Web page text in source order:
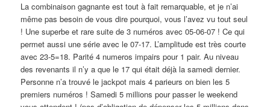
La combinaison gagnante est tout à fait remarquable, et je n’ai
même pas besoin de vous dire pourquoi, vous l’avez vu tout seul
! Une superbe et rare suite de 3 numéros avec 05-06-07 ! Ce qui
permet aussi une série avec le 07-17. L’amplitude est très courte
avec 23-5=18. Parité 4 numeros impairs pour 1 pair. Au niveau
des revenants il n’y a que le 17 qui était déjà la samedi dernier.
Personne n’a trouvé le jackpot mais 4 parieurs on bien les 5
premiers numéros ! Samedi 5 millions pour passer le weekend